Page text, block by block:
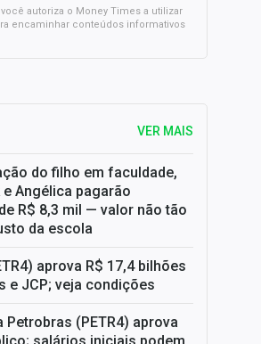
autoriza o Money Times a utilizar
encaminhar conteúdos informativos
SELIC em 14%: A repercussão da decisão sobre os JUROS
VER MAIS
do filho em faculdade,
Angélica pagarão
R$ 8,3 mil — valor não tão
da escola
aprova R$ 17,4 bilhões
e JCP; veja condições
Petrobras (PETR4) aprova